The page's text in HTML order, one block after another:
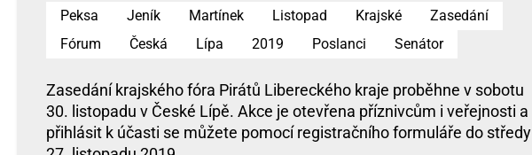
Peksa Jeník Martínek Listopad Krajské
Zasedání
Fórum
Česká Lípa 2019 Poslanci Senátor
Zasedání krajského fóra Pirátů Libereckého kraje proběhne v sobotu
30. listopadu v České Lípě. Akce je otevřena příznivcům i veřejnosti a
přihlásit k účasti se můžete pomocí registračního formuláře do středy